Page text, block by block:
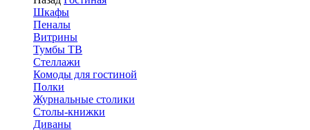
Шкафы
Пеналы
Витрины
Тумбы ТВ
Стеллажи
Комоды для гостиной
Полки
Журнальные столики
Столы-книжки
Диваны